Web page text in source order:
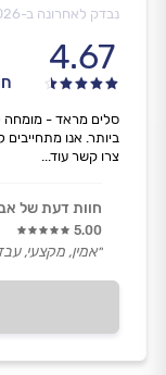
נבדק לאחרונה ב-
4.67
סלים מראד - מומחה
ביותר. אנו מתחייבים
צרו קשר עוד...
חוות דעת של
5.00
״אמין, מקצעי,